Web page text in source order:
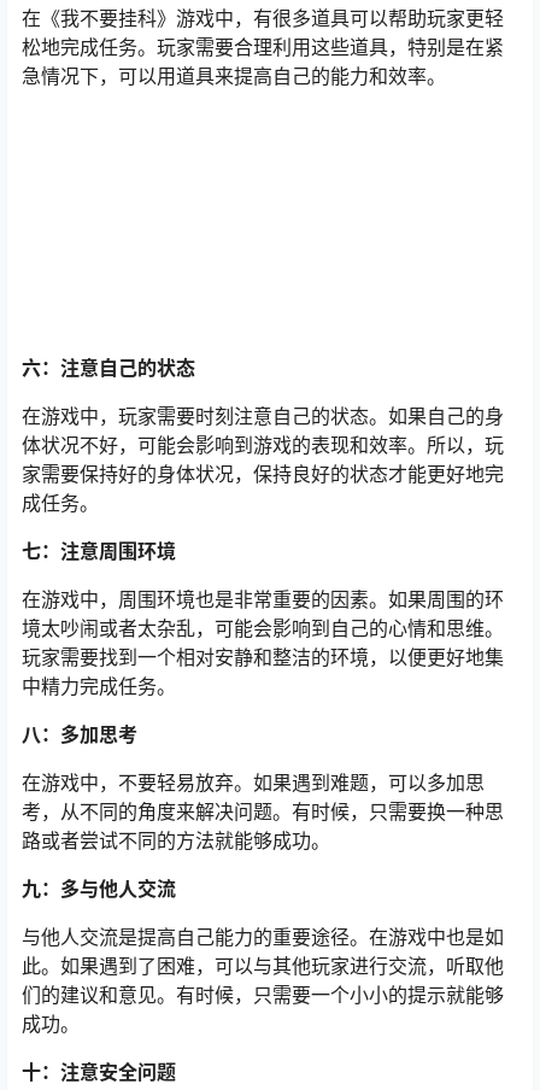
在《我不要挂科》游戏中，有很多道具可以帮助玩家更轻
松地完成任务。玩家需要合理利用这些道具，特别是在紧
急情况下，可以用道具来提高自己的能力和效率。
六：注意自己的状态
在游戏中，玩家需要时刻注意自己的状态。如果自己的身
体状况不好，可能会影响到游戏的表现和效率。所以，玩
家需要保持好的身体状况，保持良好的状态才能更好地完
成任务。
七：注意周围环境
在游戏中，周围环境也是非常重要的因素。如果周围的环
境太吵闹或者太杂乱，可能会影响到自己的心情和思维。
玩家需要找到一个相对安静和整洁的环境，以便更好地集
中精力完成任务。
八：多加思考
在游戏中，不要轻易放弃。如果遇到难题，可以多加思
考，从不同的角度来解决问题。有时候，只需要换一种思
路或者尝试不同的方法就能够成功。
九：多与他人交流
与他人交流是提高自己能力的重要途径。在游戏中也是如
此。如果遇到了困难，可以与其他玩家进行交流，听取他
们的建议和意见。有时候，只需要一个小小的提示就能够
成功。
十：注意安全问题